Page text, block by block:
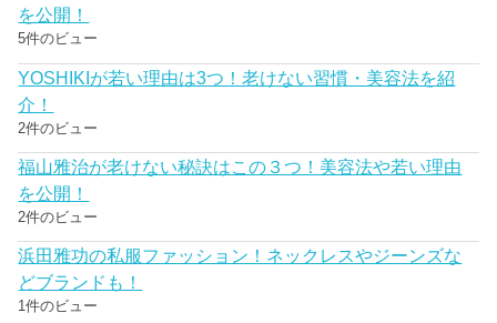
を公開！
5件のビュー
YOSHIKIが若い理由は3つ！老けない習慣・美容法を紹
介！
2件のビュー
福山雅治が老けない秘訣はこの３つ！美容法や若い理由
を公開！
2件のビュー
浜田雅功の私服ファッション！ネックレスやジーンズな
どブランドも！
1件のビュー